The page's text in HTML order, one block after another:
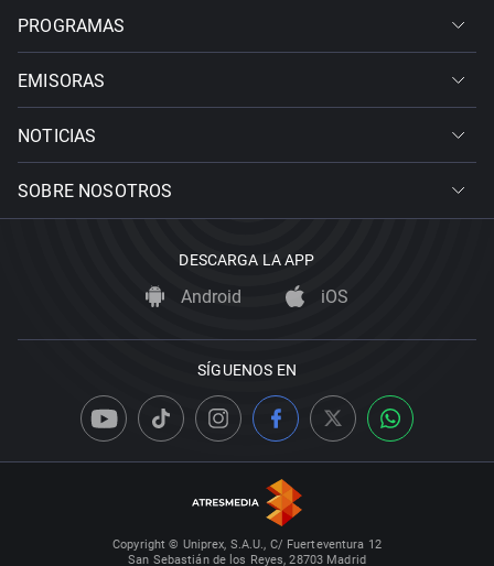
PROGRAMAS
EMISORAS
NOTICIAS
SOBRE NOSOTROS
DESCARGA LA APP
Android iOS
SÍGUENOS EN
Copyright © Uniprex, S.A.U., C/ Fuerteventura 12
San Sebastián de los Reyes, 28703 Madrid